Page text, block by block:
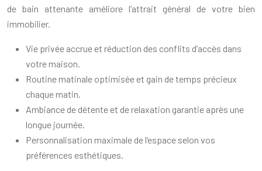
de bain attenante améliore l’attrait général de votre bien
immobilier.
Vie privée accrue et réduction des conflits d’accès dans
votre maison.
Routine matinale optimisée et gain de temps précieux
chaque matin.
Ambiance de détente et de relaxation garantie après une
longue journée.
Personnalisation maximale de l’espace selon vos
préférences esthétiques.